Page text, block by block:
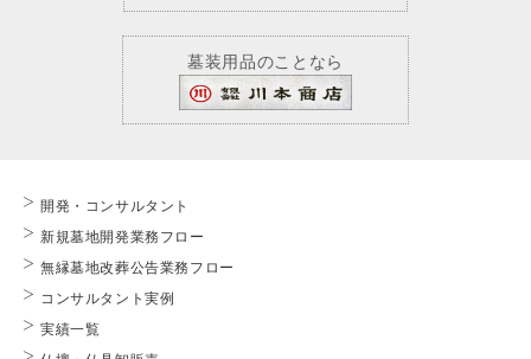
墓装用品のことなら
開発・コンサルタント
新規墓地開発業務フロー
無縁墓地改葬公告業務フロー
コンサルタント実例
実績一覧